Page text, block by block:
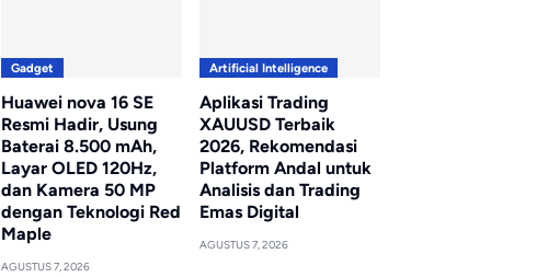
Gadget
Huawei nova 16 SE
Resmi Hadir, Usung
Baterai 8.500 mAh,
Layar OLED 120Hz,
dan Kamera 50 MP
dengan Teknologi Red
Maple
AGUSTUS 7, 2026
Artificial Intelligence
Aplikasi Trading
XAUUSD Terbaik
2026, Rekomendasi
Platform Andal untuk
Analisis dan Trading
Emas Digital
AGUSTUS 7, 2026